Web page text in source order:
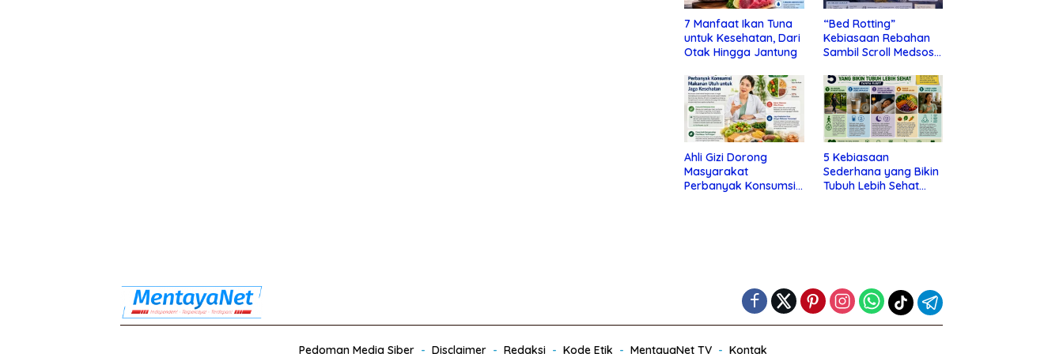
7 Manfaat Ikan Tuna
untuk Kesehatan, Dari
Otak Hingga Jantung
“Bed Rotting”
Kebiasaan Rebahan
Sambil Scroll Medsos
Depresi
Ahli Gizi Dorong
Masyarakat
Perbanyak Konsumsi
5 Kebiasaan
Sederhana yang Bikin
Tubuh Lebih Sehat
Pedoman Media Siber Disclaimer Redaksi Kode Etik MentayaNet TV Kontak